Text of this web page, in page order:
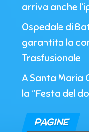
arriva anche
Ospedale di
garantita la
Trasfusionale
A Santa Maria
la “Festa del
PAGINE